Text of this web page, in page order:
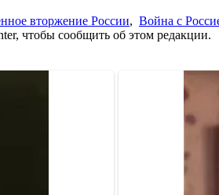
вторжение России, Война с
чтобы сообщить об этом редакции.